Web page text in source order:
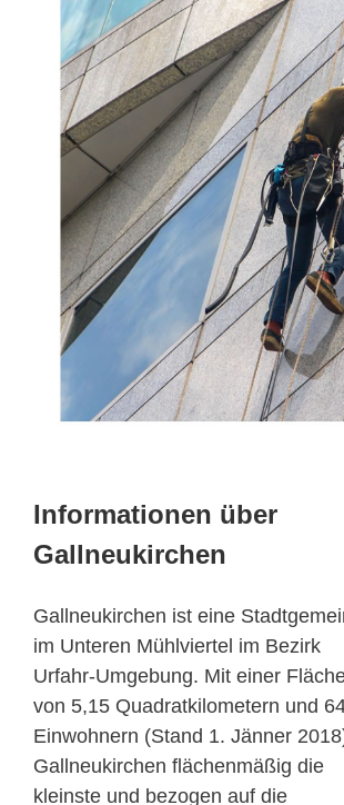
Informationen über
Gallneukirchen
Gallneukirchen ist eine
im Unteren Mühlviertel im Bezirk
Urfahr-Umgebung. Mit einer
von 5,15 Quadratkilometern und
Einwohnern (Stand 1. Jänner
Gallneukirchen flächenmäßig die
kleinste und bezogen auf die